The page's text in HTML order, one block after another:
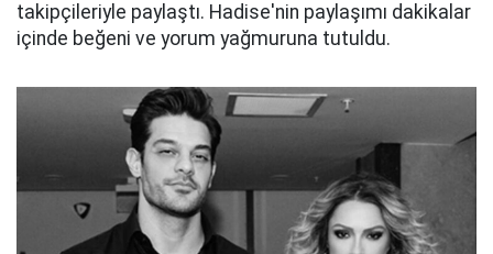
takipçileriyle paylaştı. Hadise'nin paylaşımı dakikalar
içinde beğeni ve yorum yağmuruna tutuldu.